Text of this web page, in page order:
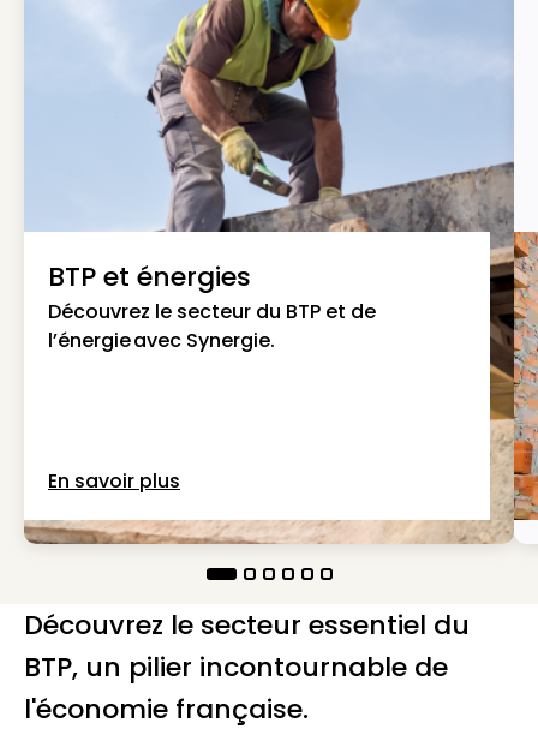
BTP et énergies
Découvrez le secteur du BTP et de
l’énergie avec Synergie.
En savoir plus
Découvrez le secteur essentiel du
BTP, un pilier incontournable de
l'économie française.